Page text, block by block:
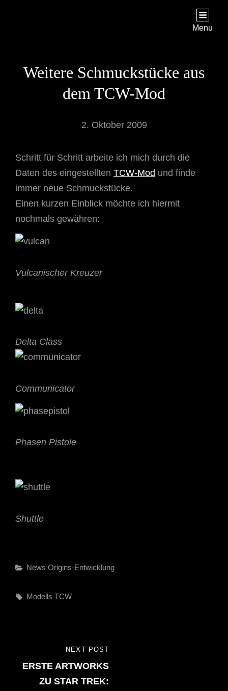
Menu
Weitere Schmuckstücke aus
dem TCW-Mod
2. Oktober 2009
Schritt für Schritt arbeite ich mich durch die
Daten des eingestellten TCW-Mod und finde
immer neue Schmuckstücke.
Einen kurzen Einblick möchte ich hiermit
nochmals gewähren:
Vulcanischer Kreuzer
Delta Class
Communicator
Phasen Pistole
Shuttle
Categories
News Origins-Entwicklung
Tags,
Modells TCW
Beitragsnavigation
POST
NEXT POST
ERSTE ARTWORKS
ZU STAR TREK: